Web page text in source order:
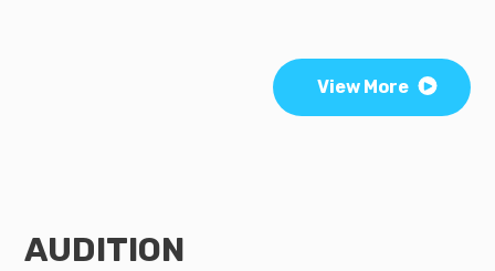
View More
AUDITION